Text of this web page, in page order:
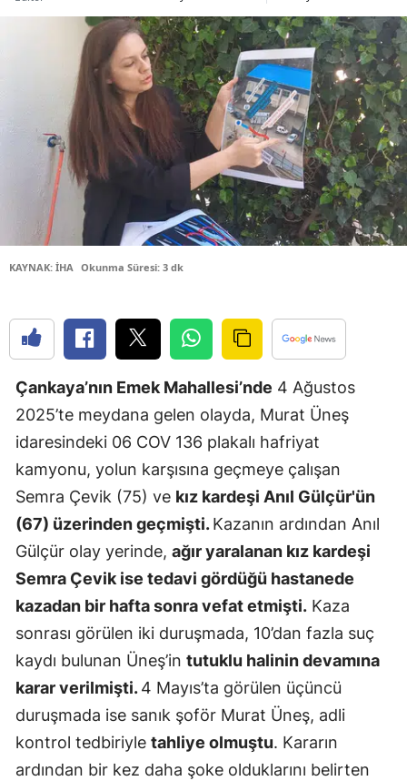
Bolu
Burdur
Bursa
Çanakkale
Çankırı
Çorum
Denizli
Edirne
Elazığ
Erzincan
Eskişehir
Giresun
Gümüşhane
Hatay
Isparta
İstanbul
KAYNAK: İHA Okunma Süresi: 3 dk
Çankaya’nın Emek Mahallesi’nde 4 Ağustos
2025’te meydana gelen olayda, Murat Üneş
idaresindeki 06 COV 136 plakalı hafriyat
kamyonu, yolun karşısına geçmeye çalışan
Semra Çevik (75) ve kız kardeşi Anıl Gülçür'ün
(67) üzerinden geçmişti.Kazanın ardından Anıl
Gülçür olay yerinde, ağır yaralanan kız kardeşi
Semra Çevik ise tedavi gördüğü hastanede
kazadan bir hafta sonra vefat etmişti. Kaza
sonrası görülen iki duruşmada, 10’dan fazla suç
kaydı bulunan Üneş’in tutuklu halinin devamına
karar verilmişti.4 Mayıs’ta görülen üçüncü
duruşmada ise sanık şoför Murat Üneş, adli
kontrol tedbiriyle tahliye olmuştu. Kararın
ardından bir kez daha şoke olduklarını belirten